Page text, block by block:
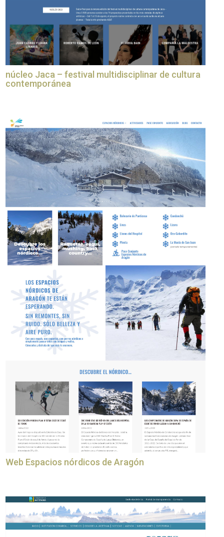
núcleo Jaca – festival multidisciplinar de cultura
contemporánea
Web Espacios nórdicos de Aragón